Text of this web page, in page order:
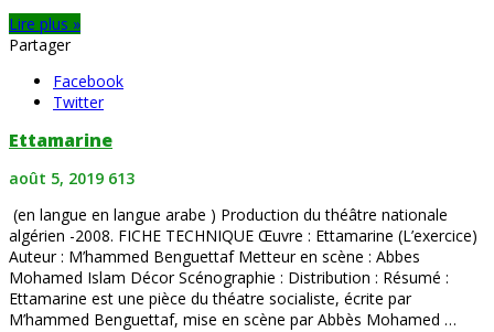
Lire plus »
Partager
Facebook
Twitter
Ettamarine
août 5, 2019 613
(en langue en langue arabe ) Production du théâtre nationale
algérien -2008. FICHE TECHNIQUE Œuvre : Ettamarine (L’exercice)
Auteur : M’hammed Benguettaf Metteur en scène : Abbes
Mohamed Islam Décor Scénographie : Distribution : Résumé :
Ettamarine est une pièce du théatre socialiste, écrite par
M’hammed Benguettaf, mise en scène par Abbès Mohamed …